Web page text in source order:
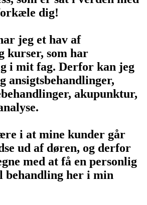
dig!
jeg et hav af
kurser, som har
i mit fag. Derfor kan jeg
ansigtsbehandlinger,
akupunktur,
i at mine kunder går
ud af døren, og derfor
med at få en personlig
behandling her i min